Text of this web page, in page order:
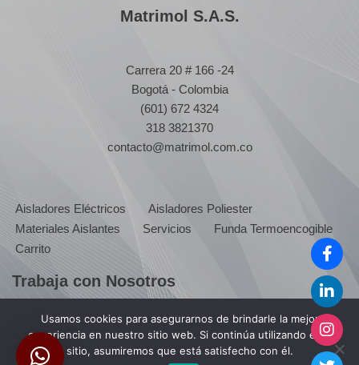
Matrimol S.A.S.
Carrera 20 # 166 -24
Bogotá - Colombia
(601) 672 4324
318 3821370
contacto@matrimol.com.co
Aisladores Eléctricos
Aisladores Poliester
Materiales Aislantes
Servicios
Funda Termoencogible
Carrito
Trabaja con Nosotros
Envia tu hoja de vida a:
servicioalcliente@matrimol.com.co
Usamos cookies para asegurarnos de brindarle la mejor
experiencia en nuestro sitio web. Si continúa utilizando este
sitio, asumiremos que está satisfecho con él.